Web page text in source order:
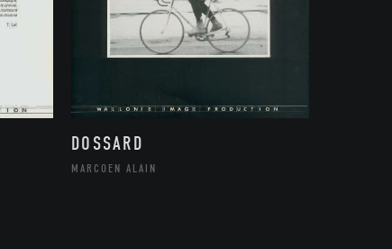
DOSSARD
MARCOEN ALAIN